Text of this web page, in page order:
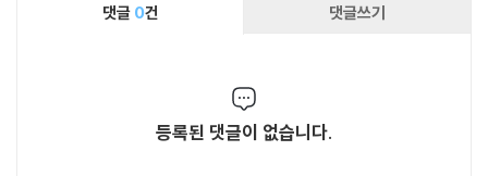
댓글 0건 댓글쓰기
등록된 댓글이 없습니다.